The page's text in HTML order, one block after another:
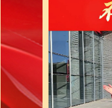
产业园投入使用。
评“全国乡村振兴道
评定，永安宏泰试产
中央处理厂三期建成
华月沁谷扩规升级，